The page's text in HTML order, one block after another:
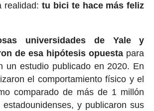
realidad: tu bici te hace más feliz
universidades de Yale y
de esa hipótesis opuesta para
un estudio publicado en 2020. En
el comportamiento físico y el
comparado de más de 1 millón
y publicaron sus